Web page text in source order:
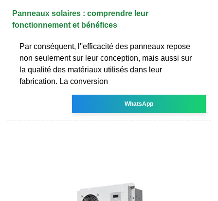
Panneaux solaires : comprendre leur
fonctionnement et bénéfices
Par conséquent, l''efficacité des panneaux repose
non seulement sur leur conception, mais aussi sur
la qualité des matériaux utilisés dans leur
fabrication. La conversion
WhatsApp